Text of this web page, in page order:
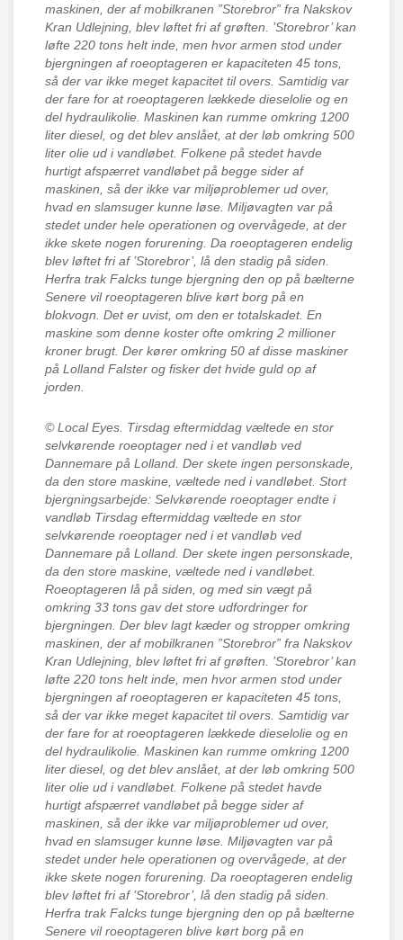
maskinen, der af mobilkranen ”Storebror” fra Nakskov
Kran Udlejning, blev løftet fri af grøften. ’Storebror’ kan
løfte 220 tons helt inde, men hvor armen stod under
bjergningen af roeoptageren er kapaciteten 45 tons,
så der var ikke meget kapacitet til overs. Samtidig var
der fare for at roeoptageren lækkede dieselolie og en
del hydraulikolie. Maskinen kan rumme omkring 1200
liter diesel, og det blev anslået, at der løb omkring 500
liter olie ud i vandløbet. Folkene på stedet havde
hurtigt afspærret vandløbet på begge sider af
maskinen, så der ikke var miljøproblemer ud over,
hvad en slamsuger kunne løse. Miljøvagten var på
stedet under hele operationen og overvågede, at der
ikke skete nogen forurening. Da roeoptageren endelig
blev løftet fri af ’Storebror’, lå den stadig på siden.
Herfra trak Falcks tunge bjergning den op på bælterne
Senere vil roeoptageren blive kørt borg på en
blokvogn. Det er uvist, om den er totalskadet. En
maskine som denne koster ofte omkring 2 millioner
kroner brugt. Der kører omkring 50 af disse maskiner
på Lolland Falster og fisker det hvide guld op af
jorden.
© Local Eyes. Tirsdag eftermiddag væltede en stor
selvkørende roeoptager ned i et vandløb ved
Dannemare på Lolland. Der skete ingen personskade,
da den store maskine, væltede ned i vandløbet. Stort
bjergningsarbejde: Selvkørende roeoptager endte i
vandløb Tirsdag eftermiddag væltede en stor
selvkørende roeoptager ned i et vandløb ved
Dannemare på Lolland. Der skete ingen personskade,
da den store maskine, væltede ned i vandløbet.
Roeoptageren lå på siden, og med sin vægt på
omkring 33 tons gav det store udfordringer for
bjergningen. Der blev lagt kæder og stropper omkring
maskinen, der af mobilkranen ”Storebror” fra Nakskov
Kran Udlejning, blev løftet fri af grøften. ’Storebror’ kan
løfte 220 tons helt inde, men hvor armen stod under
bjergningen af roeoptageren er kapaciteten 45 tons,
så der var ikke meget kapacitet til overs. Samtidig var
der fare for at roeoptageren lækkede dieselolie og en
del hydraulikolie. Maskinen kan rumme omkring 1200
liter diesel, og det blev anslået, at der løb omkring 500
liter olie ud i vandløbet. Folkene på stedet havde
hurtigt afspærret vandløbet på begge sider af
maskinen, så der ikke var miljøproblemer ud over,
hvad en slamsuger kunne løse. Miljøvagten var på
stedet under hele operationen og overvågede, at der
ikke skete nogen forurening. Da roeoptageren endelig
blev løftet fri af ’Storebror’, lå den stadig på siden.
Herfra trak Falcks tunge bjergning den op på bælterne
Senere vil roeoptageren blive kørt borg på en